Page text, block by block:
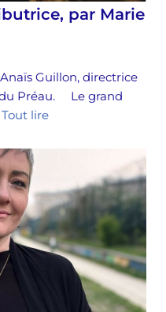
par Marie
Guillon, directrice
Préau. Le grand
Tout lire